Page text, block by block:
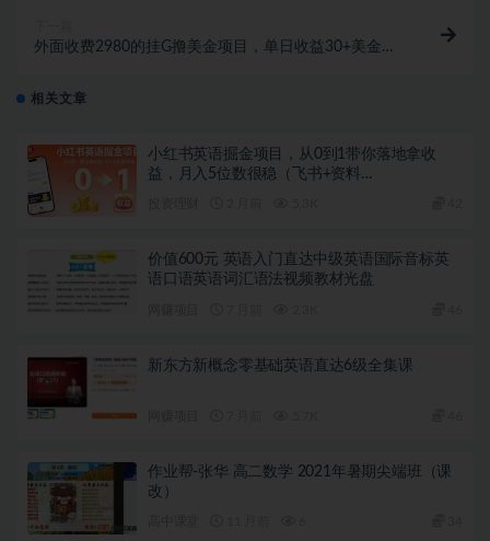
外面收费2980的挂G撸美金项目，单日收益30+美金，
相关文章
小红书英语掘金项目，从0到1带你落地拿收
益，月入5位数很稳（飞书+资料…
价值600元 英语入门直达中级英语国际音标英
语口语英语词汇语法视频教材光盘
新东方新概念零基础英语直达6级全集课
作业帮-张华 高二数学 2021年暑期尖端班（课
改）